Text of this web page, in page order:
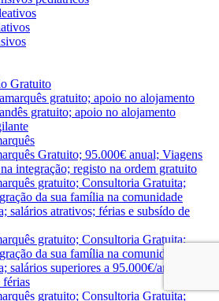
Gratuito
gratuito; apoio no alojamento
gratuito; apoio no alojamento
Gratuito; 95.000€ anual; Viagens
integração; registo na ordem gratuito
gratuito; Consultoria Gratuita;
da sua família na comunidade
salários atrativos; férias e subsído de
gratuito; Consultoria Gratuita;
da sua família na comunidade
salários superiores a 95.000€/ano; férias
férias
gratuito; Consultoria Gratuita;